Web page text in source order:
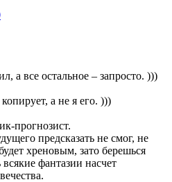
а все остальное – запросто. )))
а не я его. )))
прогнозист.
предсказать не смог, не
хреновым, зато берешься
всякие фантазии насчет